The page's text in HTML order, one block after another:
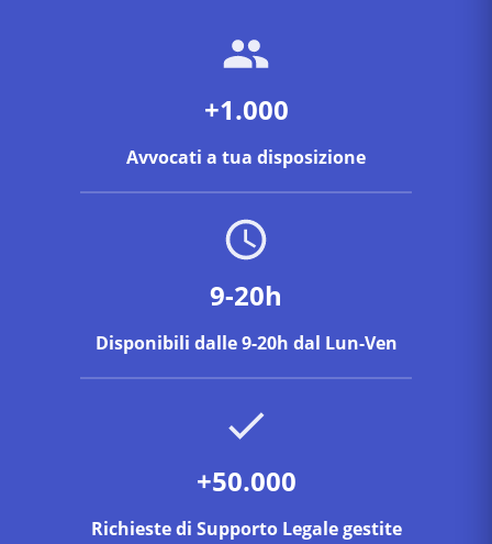
+1.000
Avvocati a tua disposizione
9-20h
Disponibili dalle 9-20h dal Lun-Ven
+50.000
Richieste di Supporto Legale gestite